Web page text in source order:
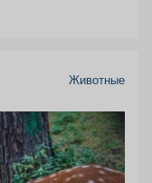
Животные